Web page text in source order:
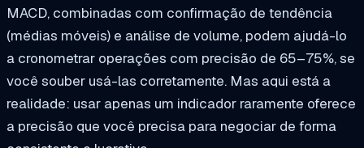
MACD, combinadas com confirmação de tendência
(médias móveis) e análise de volume, podem ajudá-lo
a cronometrar operações com precisão de 65–75%, se
você souber usá-las corretamente. Mas aqui está a
realidade: usar apenas um indicador raramente oferece
a precisão que você precisa para negociar de forma